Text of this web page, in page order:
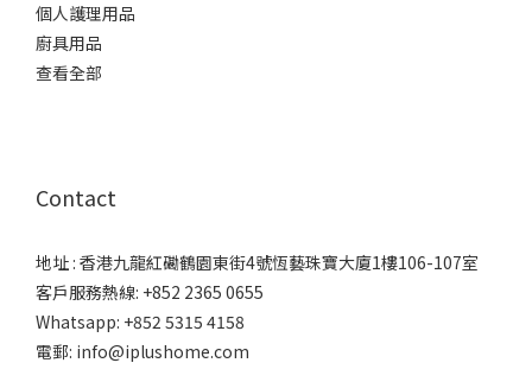
個人護理用品
廚具用品
查看全部
Contact
地址 : 香港九龍紅磡鶴園東街4號恆藝珠寶大廈1樓106-107室
客戶服務熱線: +852 2365 0655
Whatsapp: +852 5315 4158
電郵: info@iplushome.com